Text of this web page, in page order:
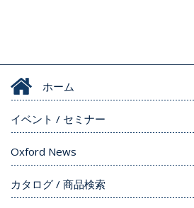
ホーム
イベント / セミナー
Oxford News
カタログ / 商品検索